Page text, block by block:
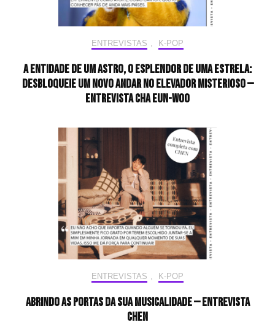
ENTREVISTAS K-POP
A entidade de um astro, o esplendor de uma estrela:
desbloqueie um novo andar no elevador misterioso —
Entrevista CHA EUN-WOO
ENTREVISTAS K-POP
Abrindo as portas da sua musicalidade — Entrevista
CHEN